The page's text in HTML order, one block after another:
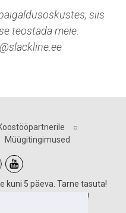
siis
teostada meie.
○
Müügitingimused
kuni 5 päeva. Tarne tasuta!
märgiga toodetele!